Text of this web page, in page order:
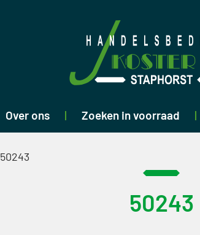
Over ons Zoeken in voorraad
50243
50243